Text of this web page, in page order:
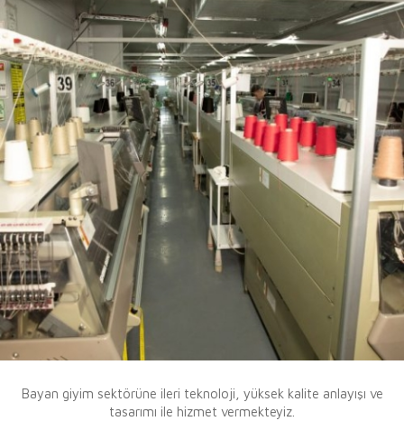
Bayan giyim sektörüne ileri teknoloji, yüksek kalite anlayışı ve
tasarımı ile hizmet vermekteyiz.